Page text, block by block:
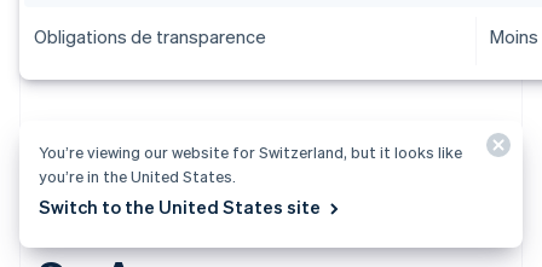
Obligations de transparence
Comment constituer une
You’re viewing our website for Switzerland, but it looks like
you’re in the United States.
Switch to the United States site